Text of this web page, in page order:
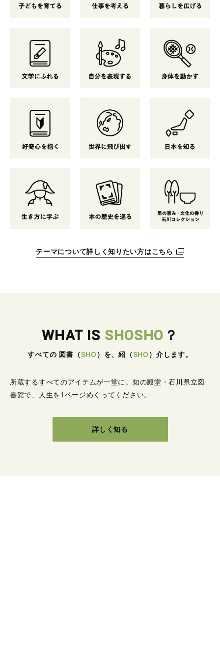
テーマについて詳しく知りたい方はこちら
WHAT IS SHOSHO ？
すべての 図書 （SHO） を、紹 （SHO） 介します。
所蔵するすべてのアイテムが一堂に。 知の殿堂・石川県立図
書館で、人生を1ページめくってください。
詳しく知る